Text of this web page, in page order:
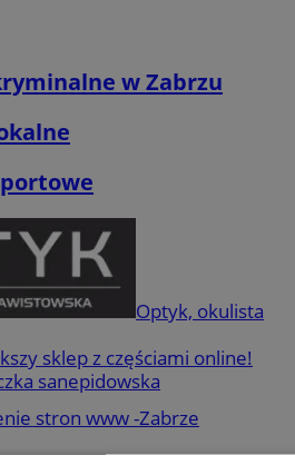
w Zabrzu
Optyk, okulista
sklep z częściami online!
sanepidowska
stron www -Zabrze